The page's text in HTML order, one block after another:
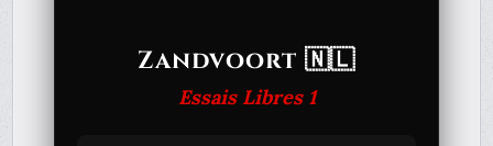
Zandvoort 🇳🇱
Essais Libres 1